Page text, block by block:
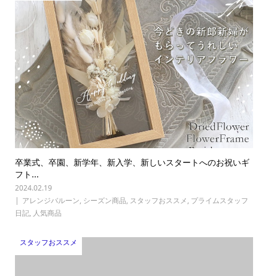
卒業式、卒園、新学年、新入学、新しいスタートへのお祝いギ
フト...
2024.02.19
アレンジバルーン, シーズン商品, スタッフおススメ, プライムスタッフ
日記, 人気商品
スタッフおススメ